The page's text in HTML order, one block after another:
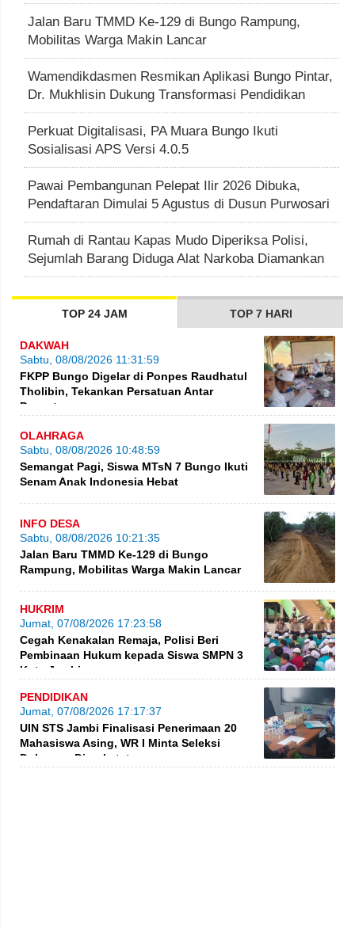
Jalan Baru TMMD Ke-129 di Bungo Rampung,
Mobilitas Warga Makin Lancar
Wamendikdasmen Resmikan Aplikasi Bungo Pintar,
Dr. Mukhlisin Dukung Transformasi Pendidikan
Perkuat Digitalisasi, PA Muara Bungo Ikuti
Sosialisasi APS Versi 4.0.5
Pawai Pembangunan Pelepat Ilir 2026 Dibuka,
Pendaftaran Dimulai 5 Agustus di Dusun Purwosari
Rumah di Rantau Kapas Mudo Diperiksa Polisi,
Sejumlah Barang Diduga Alat Narkoba Diamankan
TOP 24 JAM TOP 7 HARI
DAKWAH
Sabtu, 08/08/2026 11:31:59
FKPP Bungo Digelar di Ponpes Raudhatul
Tholibin, Tekankan Persatuan Antar
Pesantren
OLAHRAGA
Sabtu, 08/08/2026 10:48:59
Semangat Pagi, Siswa MTsN 7 Bungo Ikuti
Senam Anak Indonesia Hebat
INFO DESA
Sabtu, 08/08/2026 10:21:35
Jalan Baru TMMD Ke-129 di Bungo
Rampung, Mobilitas Warga Makin Lancar
HUKRIM
Jumat, 07/08/2026 17:23:58
Cegah Kenakalan Remaja, Polisi Beri
Pembinaan Hukum kepada Siswa SMPN 3
Kota Jambi
PENDIDIKAN
Jumat, 07/08/2026 17:17:37
UIN STS Jambi Finalisasi Penerimaan 20
Mahasiswa Asing, WR I Minta Seleksi
Dokumen Diperketat